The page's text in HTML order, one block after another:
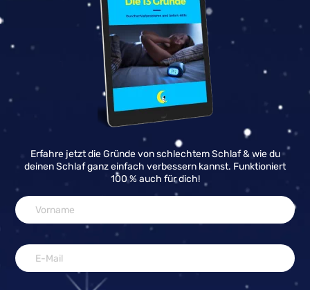
Erfahre jetzt die Gründe von schlechtem Schlaf & wie du
deinen Schlaf ganz einfach verbessern kannst. Funktioniert
100 % auch für dich!